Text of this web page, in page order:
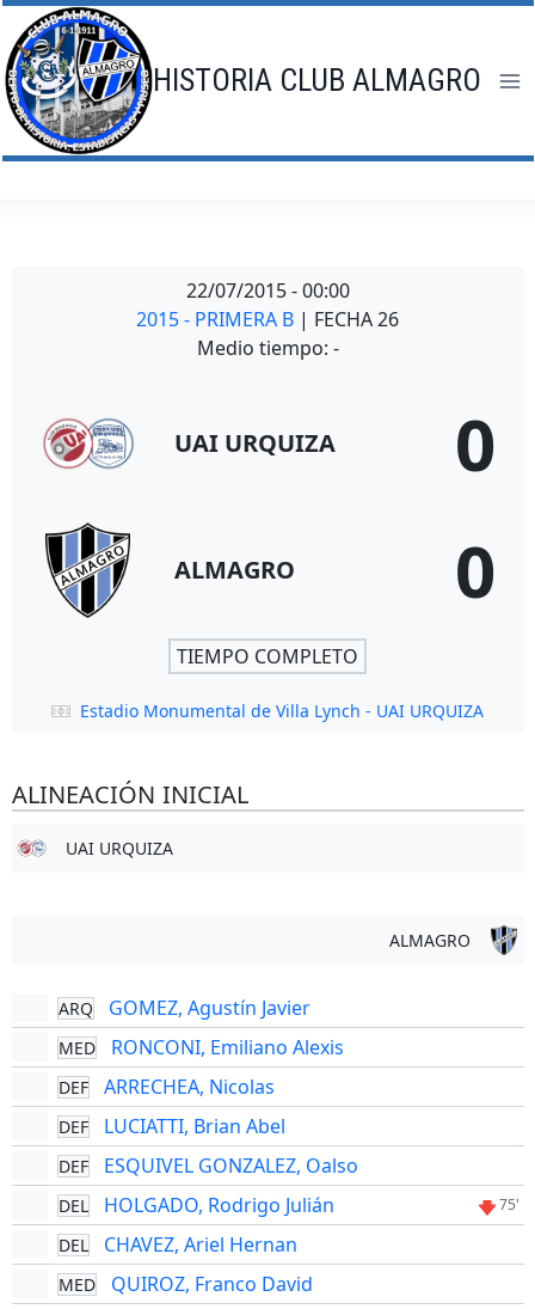
Saltar
al
contenido
HISTORIA CLUB ALMAGRO
22/07/2015 - 00:00
2015 - PRIMERA B | FECHA 26
Medio tiempo: -
UAI URQUIZA 0
ALMAGRO 0
TIEMPO COMPLETO
Estadio Monumental de Villa Lynch - UAI URQUIZA
ALINEACIÓN INICIAL
UAI URQUIZA
ALMAGRO
ARQ GOMEZ, Agustín Javier
MED RONCONI, Emiliano Alexis
DEF ARRECHEA, Nicolas
DEF LUCIATTI, Brian Abel
DEF ESQUIVEL GONZALEZ, Oalso
DEL HOLGADO, Rodrigo Julián 75'
DEL CHAVEZ, Ariel Hernan
MED QUIROZ, Franco David